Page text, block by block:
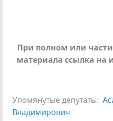
При полном или
материала ссылка на
Упомянутые депутаты:
Владимирович